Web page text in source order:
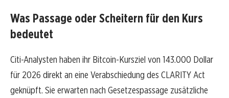
Was Passage oder Scheitern für den Kurs
bedeutet
Citi-Analysten haben ihr Bitcoin-Kursziel von 143.000 Dollar
für 2026 direkt an eine Verabschiedung des CLARITY Act
geknüpft. Sie erwarten nach Gesetzespassage zusätzliche